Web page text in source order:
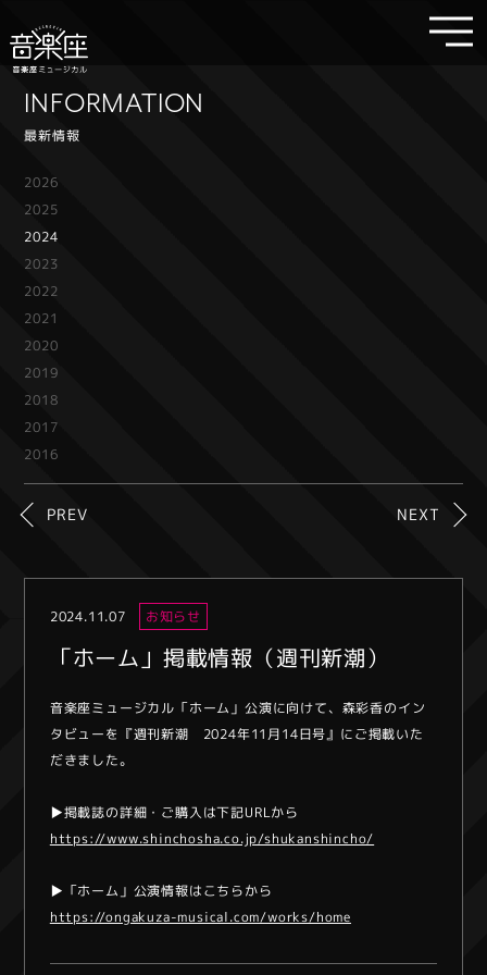
INFORMATION
最新情報
2026
2025
2024
2023
2022
2021
2020
2019
2018
2017
2016
PREV NEXT
2024.11.07 お知らせ
「ホーム」掲載情報（週刊新潮）
音楽座ミュージカル「ホーム」公演に向けて、森彩香のイン
タビューを『週刊新潮 2024年11月14日号』にご掲載いた
だきました。
▶︎掲載誌の詳細・ご購入は下記URLから
https://www.shinchosha.co.jp/shukanshincho/
▶︎「ホーム」公演情報はこちらから
https://ongakuza-musical.com/works/home